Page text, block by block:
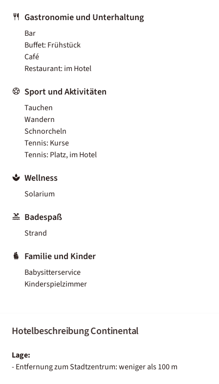
Gastronomie und Unterhaltung
Bar
Buffet: Frühstück
Café
Restaurant: im Hotel
Sport und Aktivitäten
Tauchen
Wandern
Schnorcheln
Tennis: Kurse
Tennis: Platz, im Hotel
Wellness
Solarium
Badespaß
Strand
Familie und Kinder
Babysitterservice
Kinderspielzimmer
Hotelbeschreibung Continental
Lage:
- Entfernung zum Stadtzentrum: weniger als 100 m